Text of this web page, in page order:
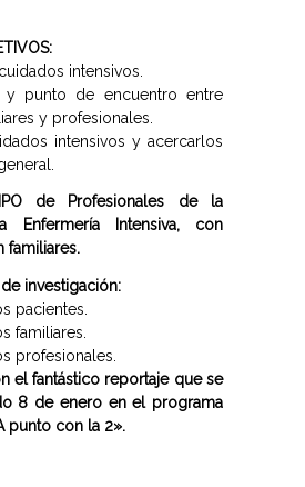
intensivos.
punto de encuentro entre
y profesionales.
intensivos y acercarlos
de Profesionales de la
Enfermería Intensiva, con
familiares.
investigación:
pacientes.
familiares.
profesionales.
el fantástico reportaje que se
8 de enero en el programa
punto con la 2».